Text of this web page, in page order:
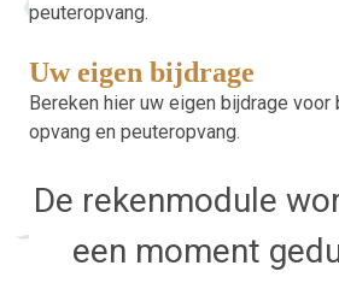
peuteropvang.
Uw eigen bijdrage
Bereken hier uw eigen bijdrage
opvang en peuteropvang.
De rekenmodule
een moment